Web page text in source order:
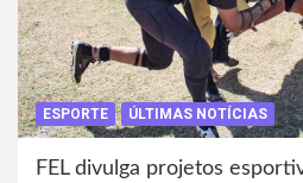
ESPORTE ÚLTIMAS NOTÍCIAS
FEL divulga projetos